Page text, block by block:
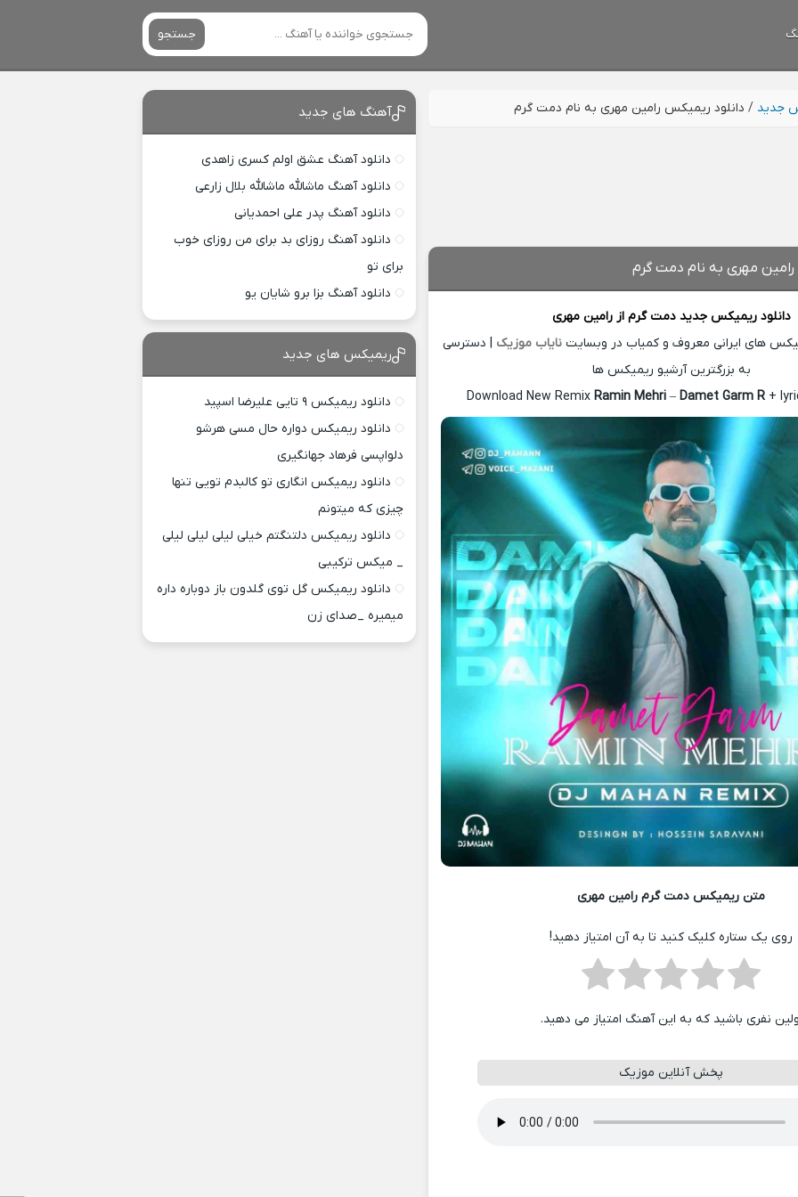
جستجو
جدید / دانلود ریمیکس رامین مهری به نام دمت گرم
مهری به نام دمت گرم
دانلود ریمیکس جدید دمت گرم ازرامین مهری
های ایرانی معروف و کمیاب در وبسایت نایاب موزیک | دسترسی
به بزرگترین آرشیو ریمیکس ها
Download New Remix Ramin Mehri– Damet Garm R+
متن ریمیکس دمت گرم رامین مهری
روی یک ستاره کلیک کنید تا به آن امتیاز دهید!
نفری باشید که به این آهنگ امتیاز می دهید.
پخش آنلاین موزیک
آهنگ های جدید
دانلود آهنگ عشق اولم کسری زاهدی
دانلود آهنگ ماشالله ماشالله بلال زارعی
دانلود آهنگ پدر علی احمدیانی
دانلود آهنگ روزای بد برای من روزای خوب
برای تو
دانلود آهنگ بزا برو شایان یو
ریمیکس های جدید
دانلود ریمیکس ۹ تایی علیرضا اسپید
دانلود ریمیکس دواره حال مسی هرشو
دلواپسی فرهاد جهانگیری
دانلود ریمیکس انگاری تو کالبدم تویی تنها
چیزی که میتونم
دانلود ریمیکس دلتنگتم خیلی لیلی لیلی لیلی
_ میکس ترکیبی
دانلود ریمیکس گل توی گلدون باز دوباره داره
میمیره _صدای زن